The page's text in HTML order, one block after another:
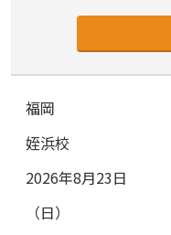
福岡
姪浜校
2026年8月23日
（日）